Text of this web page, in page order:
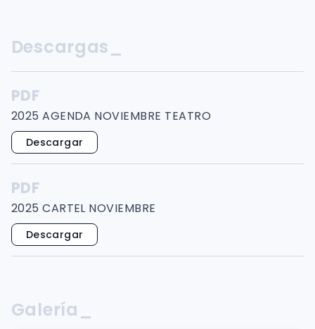
Descargas_
PDF
2025 AGENDA NOVIEMBRE TEATRO
Descargar
PDF
2025 CARTEL NOVIEMBRE
Descargar
Galería_